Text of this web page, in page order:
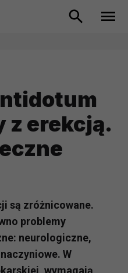
z erekcją.
są zróżnicowane.
problemy
neurologiczne,
W
wymagają